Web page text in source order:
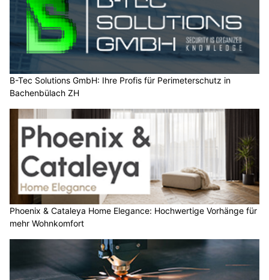
B-Tec Solutions GmbH: Ihre Profis für Perimeterschutz in
Bachenbülach ZH
Phoenix & Cataleya Home Elegance: Hochwertige Vorhänge für
mehr Wohnkomfort